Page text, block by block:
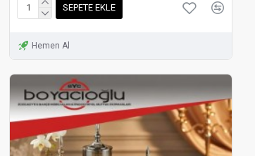
SEPETE EKLE
Hemen Al